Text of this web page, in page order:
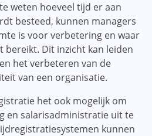
weten hoeveel tijd er aan
besteed, kunnen managers
is voor verbetering en waar
Dit inzicht kan leiden
het verbeteren van de
van een organisatie.
het ook mogelijk om
en salarisadministratie uit te
kunnen